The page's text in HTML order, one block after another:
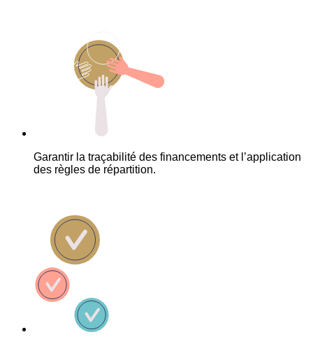
Garantir la traçabilité des financements et l’application
des règles de répartition.